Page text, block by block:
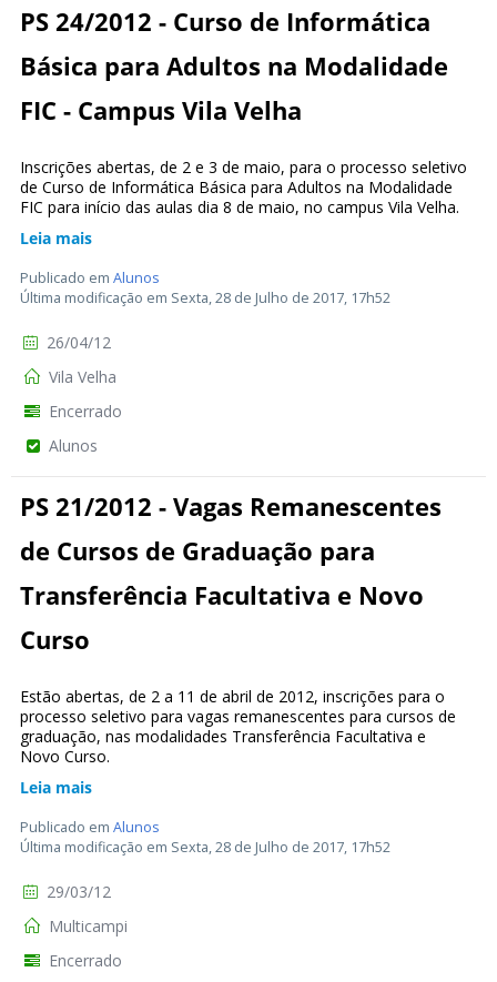
PS 24/2012 - Curso de Informática
Básica para Adultos na Modalidade
FIC - Campus Vila Velha
Inscrições abertas, de 2 e 3 de maio, para o processo seletivo
de Curso de Informática Básica para Adultos na Modalidade
FIC para início das aulas dia 8 de maio, no campus Vila Velha.
Leia mais
Publicado em Alunos
Última modificação em Sexta, 28 de Julho de 2017, 17h52
26/04/12
Vila Velha
Encerrado
Alunos
PS 21/2012 - Vagas Remanescentes
de Cursos de Graduação para
Transferência Facultativa e Novo
Curso
Estão abertas, de 2 a 11 de abril de 2012, inscrições para o
processo seletivo para vagas remanescentes para cursos de
graduação, nas modalidades Transferência Facultativa e
Novo Curso.
Leia mais
Publicado em Alunos
Última modificação em Sexta, 28 de Julho de 2017, 17h52
29/03/12
Multicampi
Encerrado